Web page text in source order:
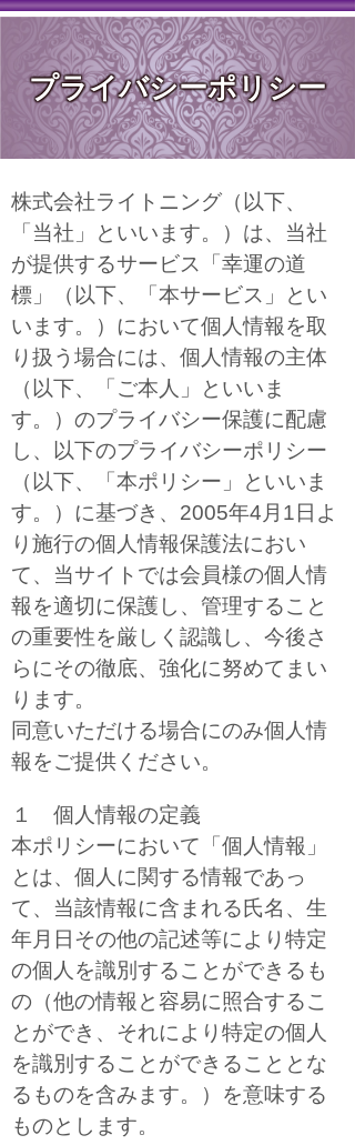
プライバシーポリシー
株式会社ライトニング（以下、
「当社」といいます。）は、当社
が提供するサービス「幸運の道
標」（以下、「本サービス」とい
います。）において個人情報を取
り扱う場合には、個人情報の主体
（以下、「ご本人」といいま
す。）のプライバシー保護に配慮
し、以下のプライバシーポリシー
（以下、「本ポリシー」といいま
す。）に基づき、2005年4月1日よ
り施行の個人情報保護法におい
て、当サイトでは会員様の個人情
報を適切に保護し、管理すること
の重要性を厳しく認識し、今後さ
らにその徹底、強化に努めてまい
ります。
同意いただける場合にのみ個人情
報をご提供ください。
１ 個人情報の定義
本ポリシーにおいて「個人情報」
とは、個人に関する情報であっ
て、当該情報に含まれる氏名、生
年月日その他の記述等により特定
の個人を識別することができるも
の（他の情報と容易に照合するこ
とができ、それにより特定の個人
を識別することができることとな
るものを含みます。）を意味する
ものとします。